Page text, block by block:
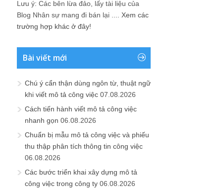
Lưu ý: Các bên lừa đảo, lấy tài liệu của
Blog Nhân sự mang đi bán lại .... Xem các
trường hợp khác ở đây!
Bài viết mới
Chú ý cẩn thận dùng ngôn từ, thuật ngữ
khi viết mô tả công việc 07.08.2026
Cách tiến hành viết mô tả công việc
nhanh gọn 06.08.2026
Chuẩn bị mẫu mô tả công việc và phiếu
thu thập phân tích thông tin công việc
06.08.2026
Các bước triển khai xây dựng mô tả
công việc trong công ty 06.08.2026